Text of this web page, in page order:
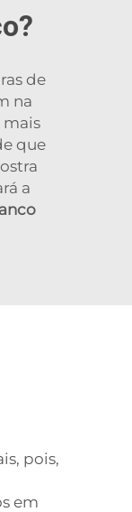
de
na
mais
que
a
pois,
em